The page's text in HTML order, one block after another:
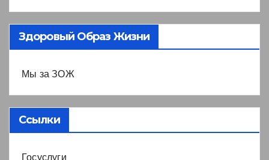
Здоровый Образ Жизни
Мы за ЗОЖ
Ссылки
Госуслуги